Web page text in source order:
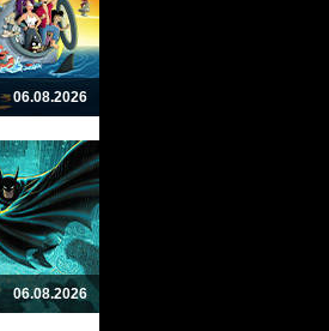
06.08.2026
06.08.2026